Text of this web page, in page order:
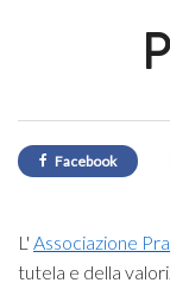
Facebook
L' Associazione
tutela e della